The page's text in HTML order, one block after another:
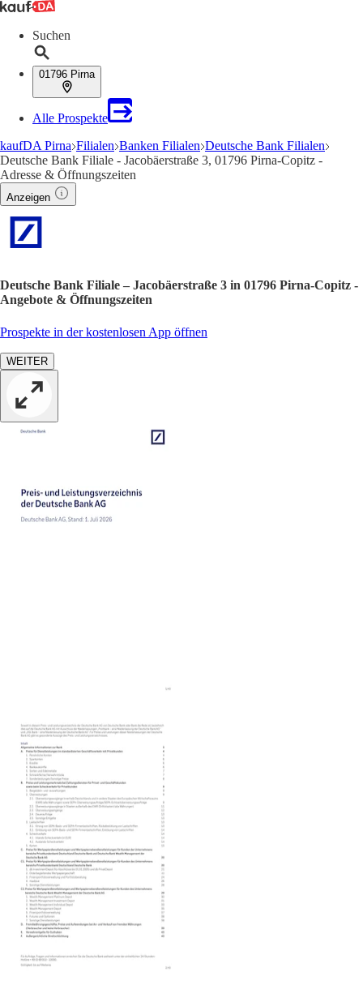
Suchen
01796 Pirna
Alle Prospekte
kaufDA Pirna Filialen Banken Filialen Deutsche Bank Filialen
Deutsche Bank Filiale - Jacobäerstraße 3, 01796 Pirna-Copitz -
Adresse & Öffnungszeiten
Anzeigen
Deutsche Bank Filiale – Jacobäerstraße 3 in 01796 Pirna-Copitz -
Angebote & Öffnungszeiten
Prospekte in der kostenlosen App öffnen
WEITER